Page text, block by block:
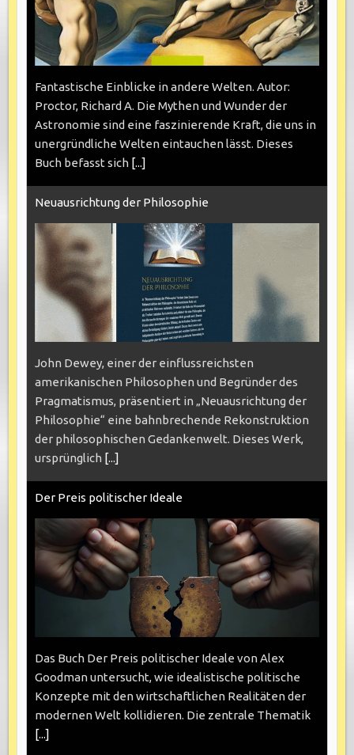
Fantastische Einblicke in andere Welten. Autor:
Proctor, Richard A. Die Mythen und Wunder der
Astronomie sind eine faszinierende Kraft, die uns in
unergründliche Welten eintauchen lässt. Dieses
Buch befasst sich [...]
Neuausrichtung der Philosophie
John Dewey, einer der einflussreichsten
amerikanischen Philosophen und Begründer des
Pragmatismus, präsentiert in „Neuausrichtung der
Philosophie“ eine bahnbrechende Rekonstruktion
der philosophischen Gedankenwelt. Dieses Werk,
ursprünglich [...]
Der Preis politischer Ideale
Das Buch Der Preis politischer Ideale von Alex
Goodman untersucht, wie idealistische politische
Konzepte mit den wirtschaftlichen Realitäten der
modernen Welt kollidieren. Die zentrale Thematik
[...]